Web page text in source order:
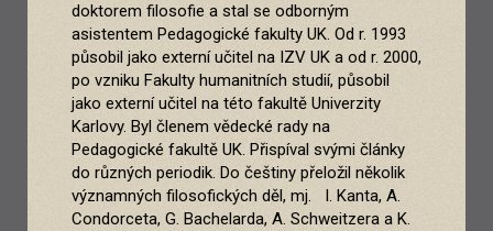
doktorem filosofie a stal se odborným
asistentem Pedagogické fakulty UK. Od r. 1993
působil jako externí učitel na IZV UK a od r. 2000,
po vzniku Fakulty humanitních studií, působil
jako externí učitel na této fakultě Univerzity
Karlovy. Byl členem vědecké rady na
Pedagogické fakultě UK. Přispíval svými články
do různých periodik. Do češtiny přeložil několik
významných filosofických děl, mj. I. Kanta, A.
Condorceta, G. Bachelarda, A. Schweitzera a K.